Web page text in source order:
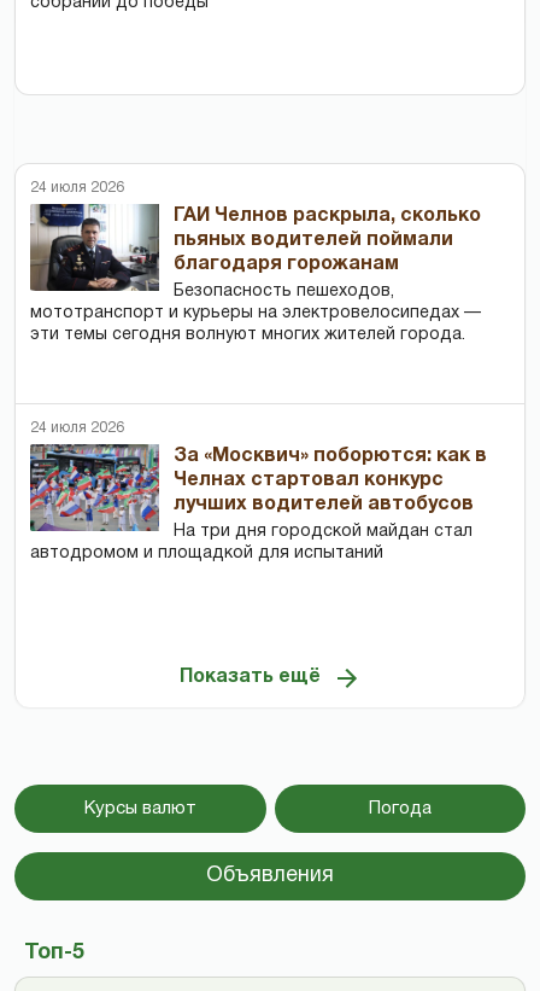
24 июля 2026
ГАИ Челнов раскрыла, сколько
пьяных водителей поймали
благодаря горожанам
Безопасность пешеходов,
мототранспорт и курьеры на электровелосипедах —
эти темы сегодня волнуют многих жителей города.
24 июля 2026
За «Москвич» поборются: как в
Челнах стартовал конкурс
лучших водителей автобусов
На три дня городской майдан стал
автодромом и площадкой для испытаний
Показать ещё
Курсы валют Погода
Объявления
Топ-5